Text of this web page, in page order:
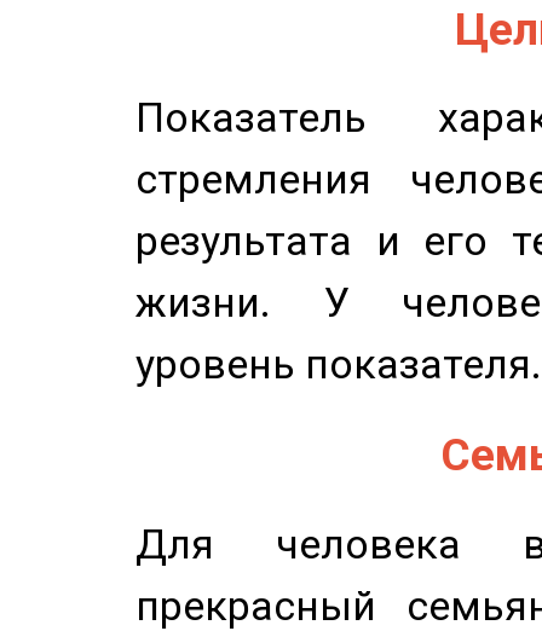
Показатель
стремления
результата и его
жизни. У
уровень показателя.
Для человека
прекрасный